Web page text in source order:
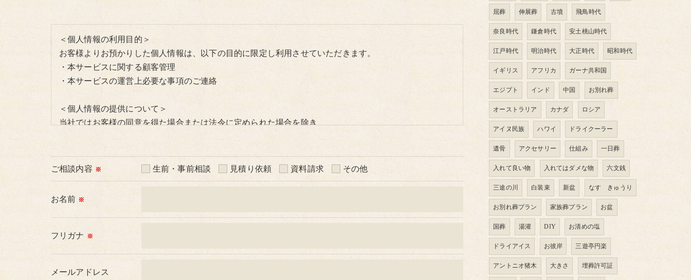
＜個人情報の利用目的＞
お客様よりお預かりした個人情報は、以下の目的に限定し利用させていただきます。
・本サービスに関する顧客管理
・本サービスの運営上必要な事項のご連絡
＜個人情報の提供について＞
当社ではお客様の同意を得た場合または法令に定められた場合を除き、
＜個人情報の委託について＞
＜個人情報の安全管理＞
当社では、個人情報の漏洩等がなされないよう、適切に安全管理対策を実施します。
必要な情報を頂けない場合は、それに対応した当社のサービスをご提供できない場合がございますので予
ご相談内容 ※ 生前・事前相談 見積り依頼 資料請求 その他
お名前 ※
フリガナ ※
メールアドレス
屈葬 伸展葬 古墳 飛鳥時代
奈良時代 鎌倉時代 安土桃山時代
江戸時代 明治時代 大正時代 昭和時代
イギリス アフリカ ガーナ共和国
エジプト インド 中国 お別れ葬
オーストラリア カナダ ロシア
アイヌ民族 ハワイ ドライクーラー
遺骨 アクセサリー 仕組み 一日葬
入れて良い物 入れてはダメな物 六文銭
三途の川 白装束 新盆 なす きゅうり
お別れ葬プラン 家族葬プラン お盆
国葬 湯灌 DIY お清めの塩
ドライアイス お彼岸 三遊亭円楽
アントニオ猪木 大きさ 埋葬許可証